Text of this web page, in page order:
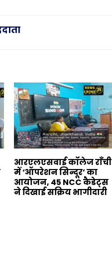
आरएलएसवाई कॉलेज राँची
में ‘ऑपरेशन सिन्दूर’ का
आयोजन, 45 NCC कैडेट्स
ने दिखाई सक्रिय भागीदारी